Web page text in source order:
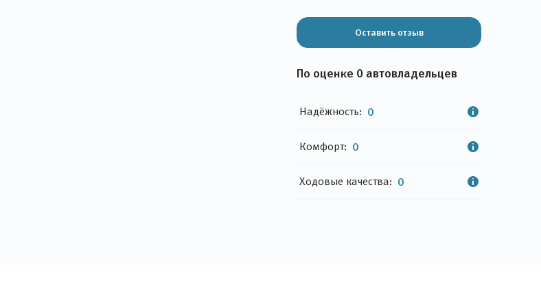
Оставить отзыв
По оценке 0 автовладельцев
Надёжность: 0
Комфорт: 0
Ходовые качества: 0